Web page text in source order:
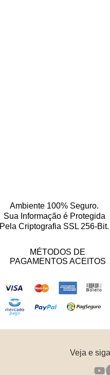
Ambiente 100% Seguro.
Sua Informação é Protegida
Pela Criptografia SSL 256-Bit.
MÉTODOS DE
PAGAMENTOS ACEITOS
Veja e